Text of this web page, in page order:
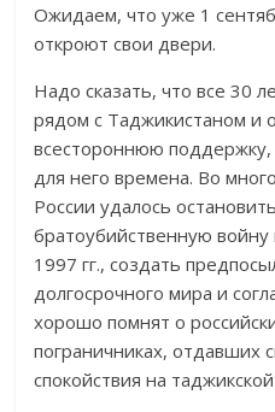
Ожидаем, что уже 1
откроют свои двери.
Надо сказать, что все 30
рядом с Таджикистаном и
всестороннюю
для него времена. Во
России удалось
братоубийственную
1997 гг., создать
долгосрочного мира и
хорошо помнят о
пограничниках, отдавших
спокойствия на